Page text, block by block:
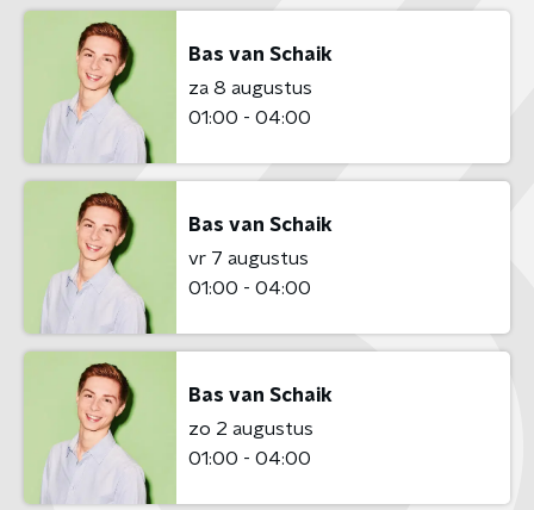
Bas van Schaik
za 8 augustus
01:00 - 04:00
Bas van Schaik
vr 7 augustus
01:00 - 04:00
Bas van Schaik
zo 2 augustus
01:00 - 04:00